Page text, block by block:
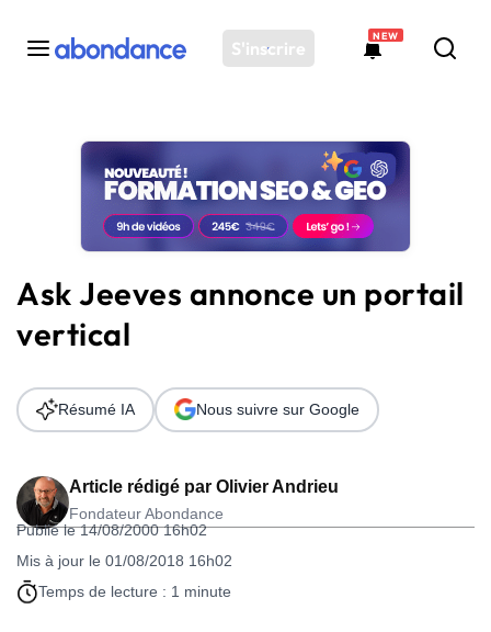
S'inscrire
NEW
Toutes les actus
Actus SEO
Plateforme
Solutions
Ressources
Audit SEO
Ask Jeeves annonce un portail
vertical
Article rédigé par Olivier Andrieu
Fondateur Abondance
Publié le 14/08/2000 16h02
Mis à jour le 01/08/2018 16h02
Temps de lecture : 1 minute
Résumé IA Nous suivre sur Google